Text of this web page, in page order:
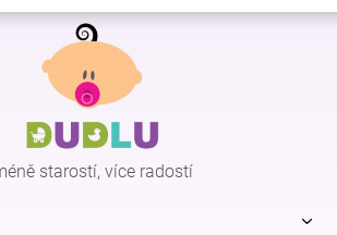
starostí, více radostí